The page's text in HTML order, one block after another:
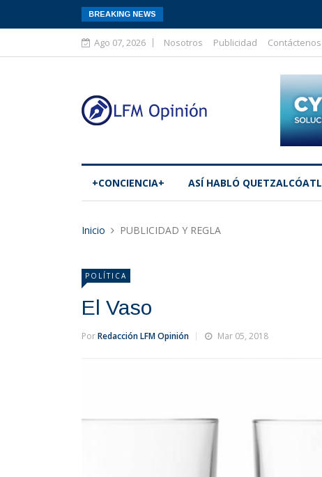
BREAKING NEWS
Ago 07, 2026 Nosotros Publicidad Contáctenos
+CONCIENCIA+ ASÍ­ HABLÓ QUETZALCÓATL
Inicio PUBLICIDAD Y REGLA
POLÍTICA
El Vaso
PorRedacción LFM Opinión Mar 05, 2018